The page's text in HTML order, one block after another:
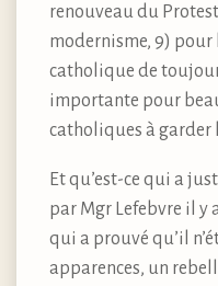
renouveau du
modernisme, 9) pour
catholique de
importante pour
catholiques à garder
Et qu’est-ce qui a
par Mgr Lefebvre il y
qui a prouvé qu’il
apparences, un